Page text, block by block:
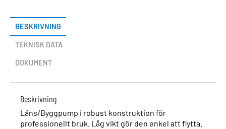
BESKRIVNING
TEKNISK DATA
DOKUMENT
Beskrivning
Läns/Byggpump i robust konstruktion för
professionellt bruk. Låg vikt gör den enkel att flytta.